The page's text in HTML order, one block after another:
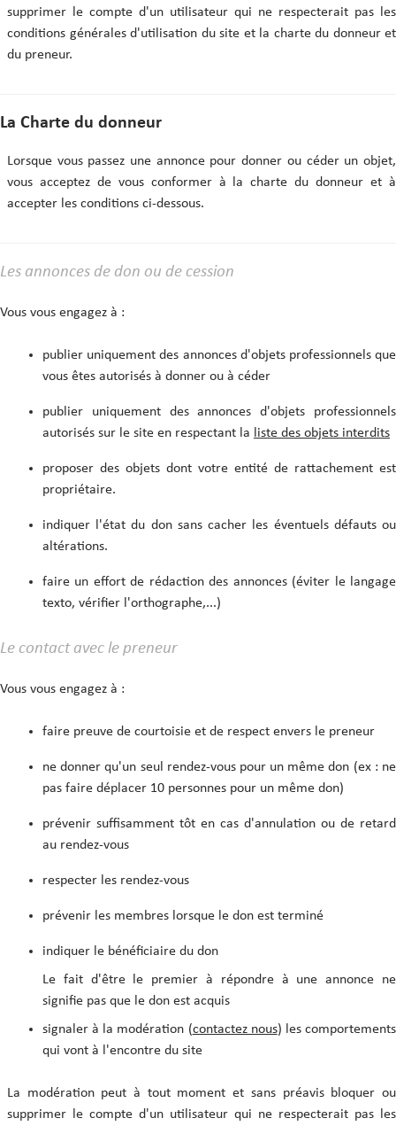
supprimer le compte d'un utilisateur qui ne respecterait pas les
conditions générales d'utilisation du site et la charte du donneur et
du preneur.
La Charte du donneur
Lorsque vous passez une annonce pour donner ou céder un objet,
vous acceptez de vous conformer à la charte du donneur et à
accepter les conditions ci-dessous.
Les annonces de don ou de cession
Vous vous engagez à :
publier uniquement des annonces d'objets professionnels que
vous êtes autorisés à donner ou à céder
publier uniquement des annonces d'objets professionnels
autorisés sur le site en respectant la
liste des objets interdits
proposer des objets dont votre entité de rattachement est
propriétaire.
indiquer l'état du don sans cacher les éventuels défauts ou
altérations.
faire un effort de rédaction des annonces (éviter le langage
texto, vérifier l'orthographe,...)
Le contact avec le preneur
Vous vous engagez à :
faire preuve de courtoisie et de respect envers le preneur
ne donner qu'un seul rendez-vous pour un même don (ex : ne
pas faire déplacer 10 personnes pour un même don)
prévenir suffisamment tôt en cas d'annulation ou de retard
au rendez-vous
respecter les rendez-vous
prévenir les membres lorsque le don est terminé
indiquer le bénéficiaire du don
Le fait d'être le premier à répondre à une annonce ne
signifie pas que le don est acquis
signaler à la modération (contactez nous) les comportements
qui vont à l'encontre du site
La modération peut à tout moment et sans préavis bloquer ou
supprimer le compte d'un utilisateur qui ne respecterait pas les